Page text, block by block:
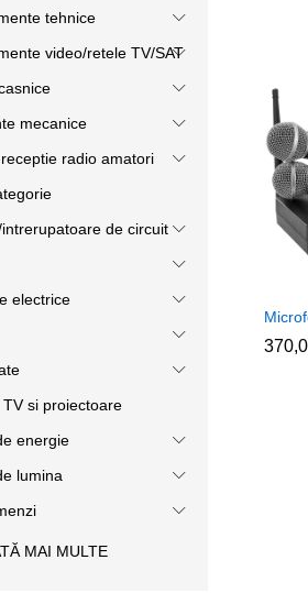
tehnice
video/retele TV/SAT
mecanice
radio amatori
de circuit
electrice
si proiectoare
energie
lumina
MAI MULTE